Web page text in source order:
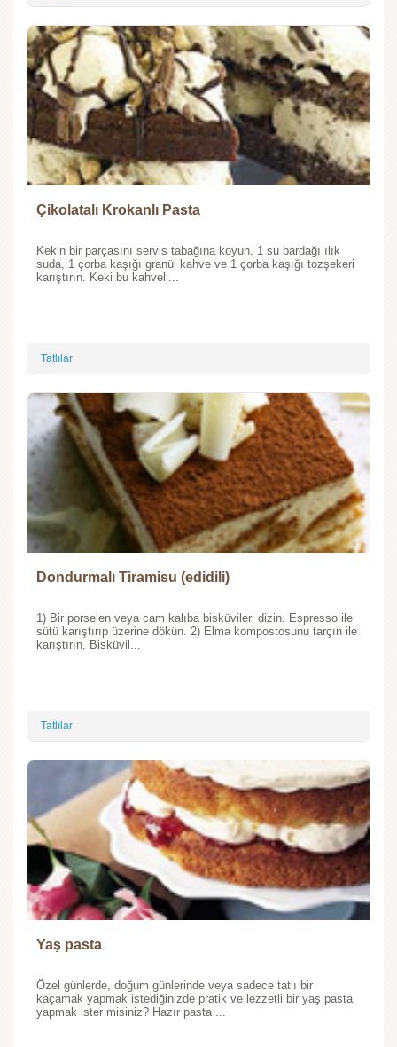
Çikolatalı Krokanlı Pasta
Kekin bir parçasını servis tabağına koyun. 1 su bardağı ılık
suda, 1 çorba kaşığı granül kahve ve 1 çorba kaşığı tozşekeri
karıştırın. Keki bu kahveli...
Tatlılar
Dondurmalı Tiramisu (edidili)
1) Bir porselen veya cam kalıba bisküvileri dizin. Espresso ile
sütü karıştırıp üzerine dökün. 2) Elma kompostosunu tarçın ile
karıştırın. Bisküvil...
Tatlılar
Yaş pasta
Özel günlerde, doğum günlerinde veya sadece tatlı bir
kaçamak yapmak istediğinizde pratik ve lezzetli bir yaş pasta
yapmak ister misiniz? Hazır pasta ...